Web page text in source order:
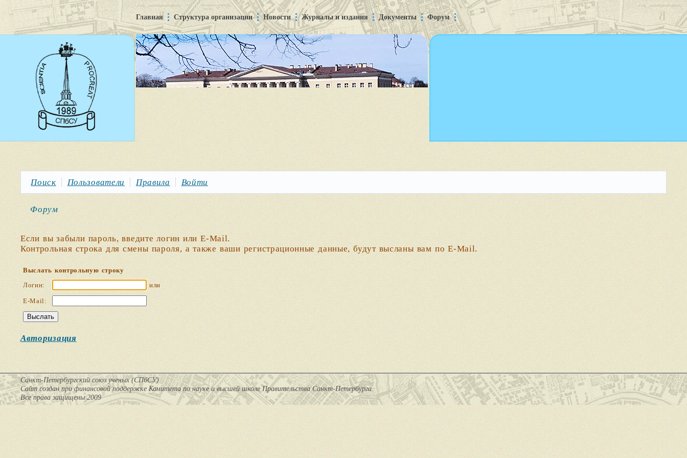
Главная Структура организации Новости Журналы и издания Документы Форум
Поиск Пользователи Правила Войти
Форум
Если вы забыли пароль, введите логин или E-Mail.
Контрольная строка для смены пароля, а также ваши регистрационные данные, будут высланы вам по E-Mail.
Выслать контрольную строку
Логин:
или
E-Mail:
Авторизация
Санкт-Петербургский союз ученых (СПбСУ)
Cайт создан при финансовой поддержке Комитета по науке и высшей школе Правительства Санкт-Петербурга.
Все права защищены 2009